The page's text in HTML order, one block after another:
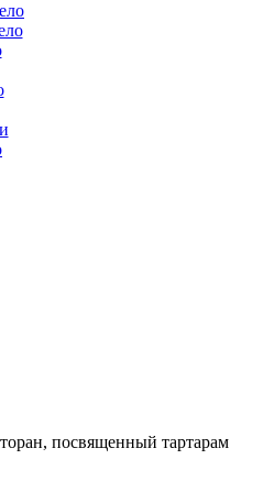
посвященный тартарам